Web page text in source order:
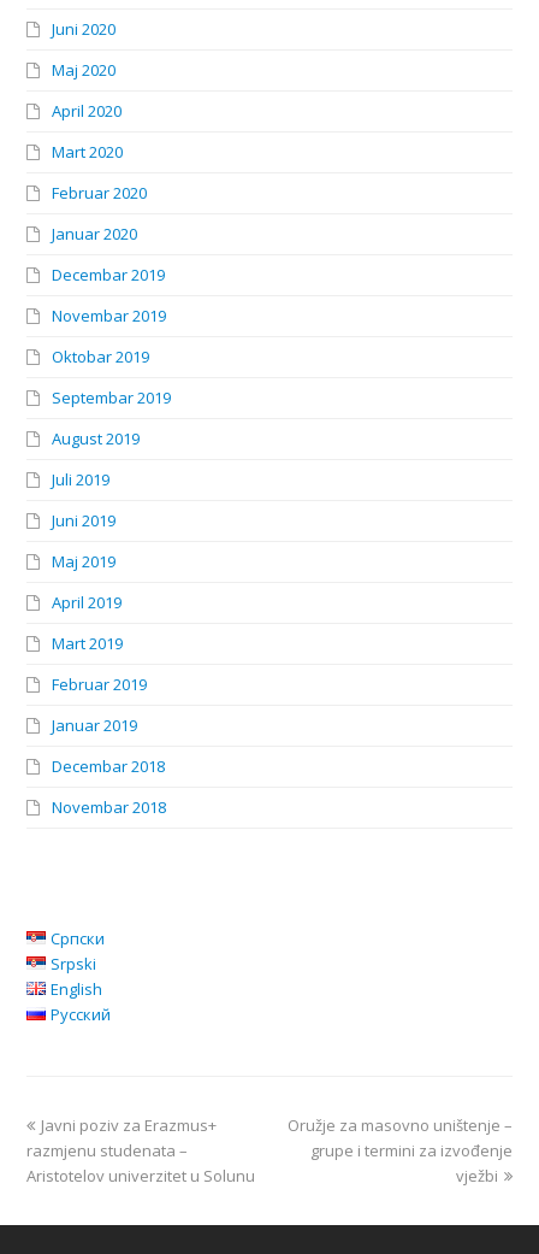
Juni 2020
Maj 2020
April 2020
Mart 2020
Februar 2020
Januar 2020
Decembar 2019
Novembar 2019
Oktobar 2019
Septembar 2019
August 2019
Juli 2019
Juni 2019
Maj 2019
April 2019
Mart 2019
Februar 2019
Januar 2019
Decembar 2018
Novembar 2018
Српски
Srpski
English
Русский
Javni poziv za Erazmus+
razmjenu studenata –
Aristotelov univerzitet u Solunu
Oružje za masovno uništenje –
grupe i termini za izvođenje
vježbi